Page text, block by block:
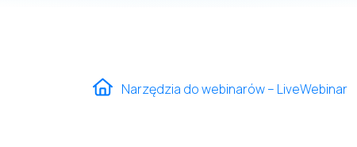
Narzędzia do webinarów – LiveWebinar